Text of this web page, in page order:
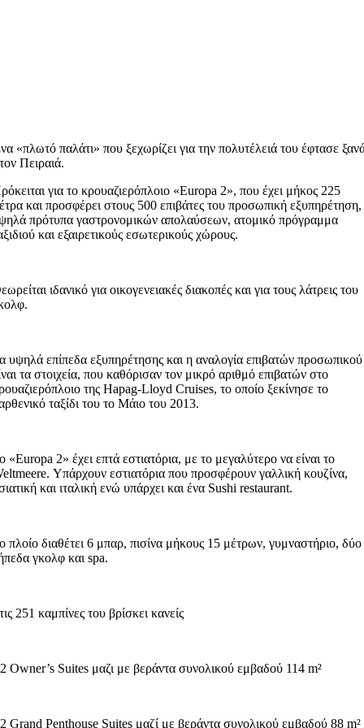
«πλωτό παλάτι» που ξεχωρίζει για την πολυτέλειά του έφτασε
Πειραιά.
για το κρουαζιερόπλοιο «Europa 2», που έχει μήκος 225
και προσφέρει στους 500 επιβάτες του προσωπική εξυπηρέτηση,
πρότυπα γαστρονομικών απολαύσεων, ατομικό πρόγραμμα
και εξαιρετικούς εσωτερικούς χώρους.
ιδανικό για οικογενειακές διακοπές και για τους λάτρεις του
υψηλά επίπεδα εξυπηρέτησης και η αναλογία επιβατών προσωπικού
τα στοιχεία, που καθόρισαν τον μικρό αριθμό επιβατών στο
της Hapag-Lloyd Cruises, το οποίο ξεκίνησε το
ταξίδι του το Μάιο του 2013.
«Europa 2» έχει επτά εστιατόρια, με το μεγαλύτερο να είναι το
Υπάρχουν εστιατόρια που προσφέρουν γαλλική κουζίνα,
και ιταλική ενώ υπάρχει και ένα Sushi restaurant.
πλοίο διαθέτει 6 μπαρ, πισίνα μήκους 15 μέτρων, γυμναστήριο, δύο
γκολφ και spa.
251 καμπίνες του βρίσκει κανείς
Owner’s Suites μαζι με βεράντα συνολικού εμβαδού 114 m²
Grand Penthouse Suites μαζί με βεράντα συνολικού εμβαδού 88 m²